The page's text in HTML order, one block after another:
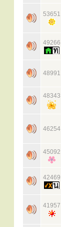
53651
49266
48991
48343
46254
45092
42469
41957